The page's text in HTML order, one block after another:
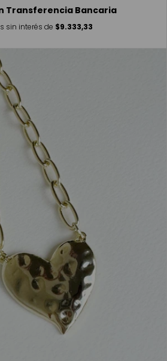
Transferencia Bancaria
sin interés de $9.333,33